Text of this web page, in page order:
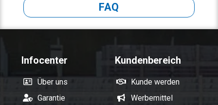
FAQ
Infocenter
Über uns
Garantie
Kundenbereich
Kunde werden
Werbemittel